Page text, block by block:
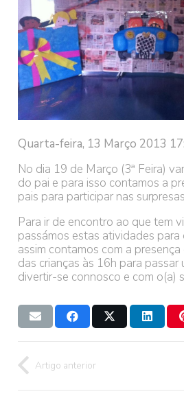
Quarta-feira, 13 Março 2013
No dia 19 de Março (3ª Feira)
do pai e para isso contamos a
pais para participar nas
Para ir de encontro ao que tem
passámos estas atividades
assim contamos com a
das crianças às 16h para
divertir-se connosco e com o(a)
Artigo anterior